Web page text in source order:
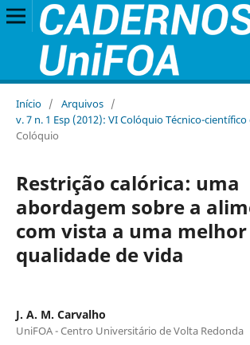
Início / Arquivos /
v. 7 n. 1 Esp (2012): VI Colóquio Técnico-
Colóquio
Restrição calórica: uma
abordagem sobre a
com vista a uma melhor
qualidade de vida
J. A. M. Carvalho
UniFOA - Centro Universitário de Volta Redonda